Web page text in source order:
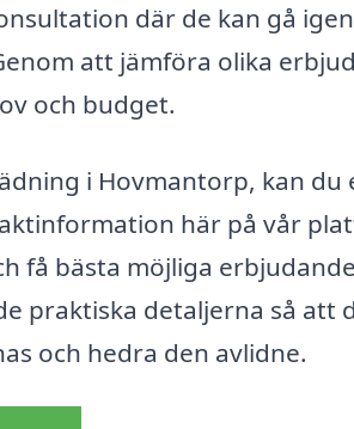
där de kan gå
att jämföra olika
och budget.
i Hovmantorp, kan du
här på vår
få bästa möjliga
praktiska detaljerna så att
och hedra den avlidne.